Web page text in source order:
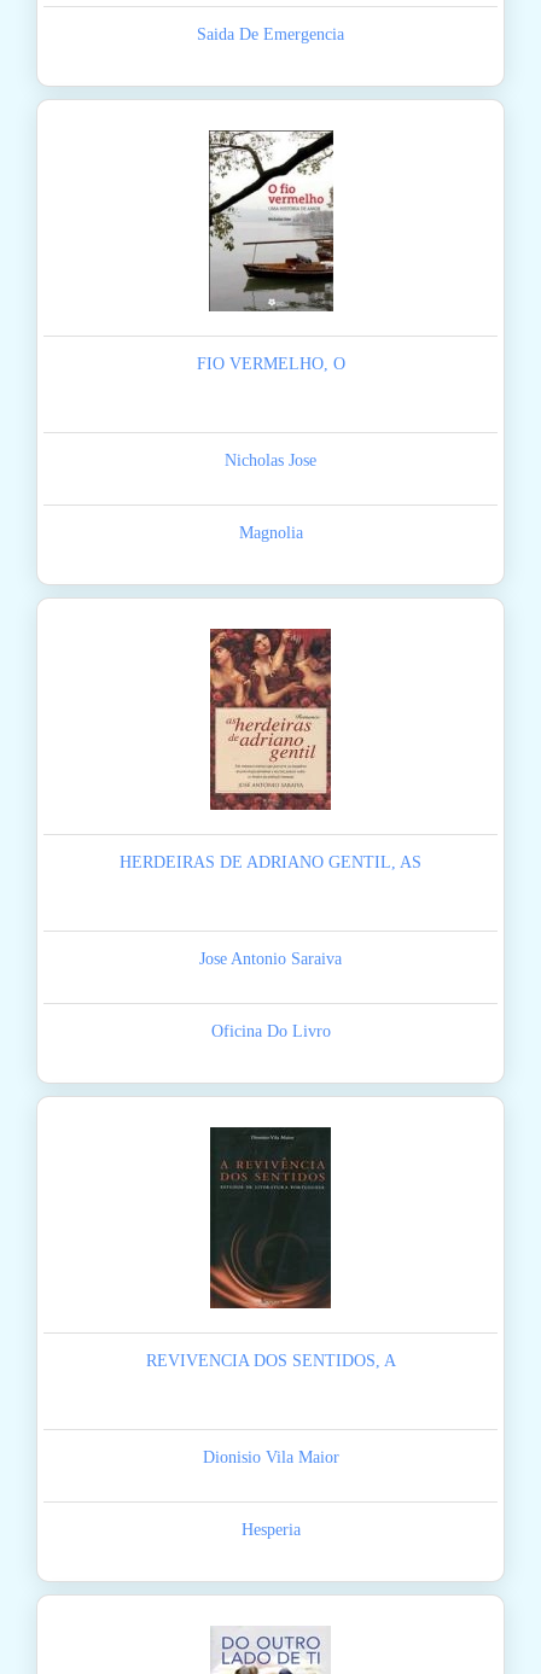
Saida De Emergencia
FIO VERMELHO, O
Nicholas Jose
Magnolia
HERDEIRAS DE ADRIANO GENTIL, AS
Jose Antonio Saraiva
Oficina Do Livro
REVIVENCIA DOS SENTIDOS, A
Dionisio Vila Maior
Hesperia